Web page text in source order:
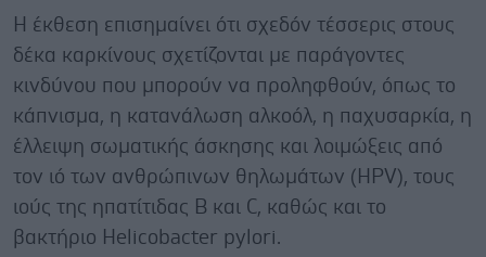
Η έκθεση επισημαίνει ότι σχεδόν τέσσερις στους
δέκα καρκίνους σχετίζονται με παράγοντες
κινδύνου που μπορούν να προληφθούν, όπως το
κάπνισμα, η κατανάλωση αλκοόλ, η παχυσαρκία, η
έλλειψη σωματικής άσκησης και λοιμώξεις από
τον ιό των ανθρώπινων θηλωμάτων (HPV), τους
ιούς της ηπατίτιδας Β και C, καθώς και το
βακτήριο Helicobacter pylori.